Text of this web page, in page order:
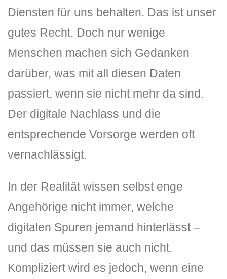
Diensten für uns behalten. Das ist unser
gutes Recht. Doch nur wenige
Menschen machen sich Gedanken
darüber, was mit all diesen Daten
passiert, wenn sie nicht mehr da sind.
Der digitale Nachlass und die
entsprechende Vorsorge werden oft
vernachlässigt.
In der Realität wissen selbst enge
Angehörige nicht immer, welche
digitalen Spuren jemand hinterlässt –
und das müssen sie auch nicht.
Kompliziert wird es jedoch, wenn eine